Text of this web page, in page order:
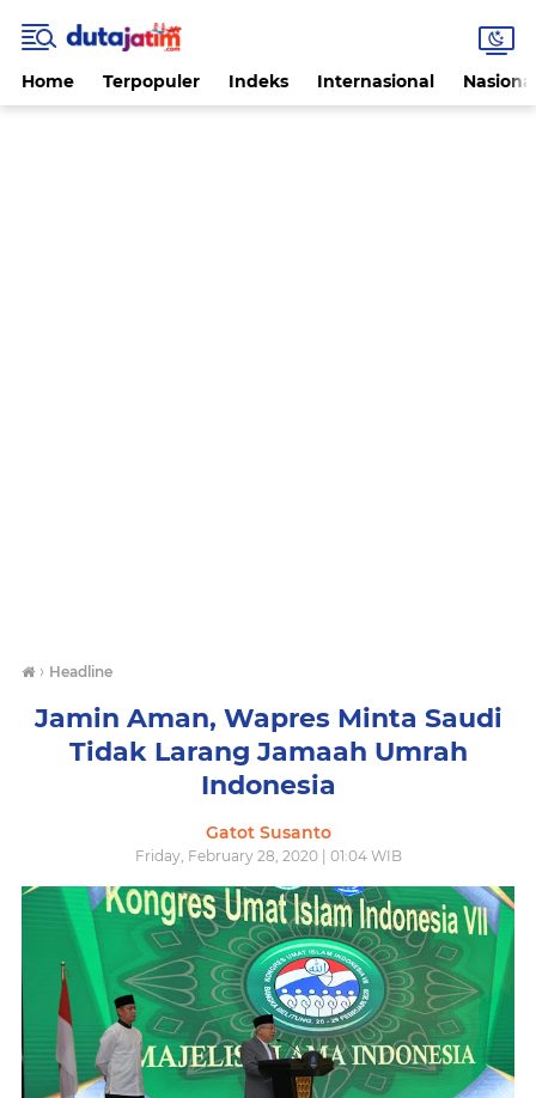
Home Terpopuler Indeks Internasional
› Headline
Jamin Aman, Wapres Minta Saudi
Tidak Larang Jamaah Umrah
Indonesia
Gatot Susanto
Friday, February 28, 2020 | 01:04 WIB